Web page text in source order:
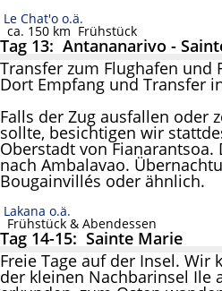
Le Chat'o o.ä.
ca. 150 km Frühstück
Tag 13: Antananarivo -
Transfer zum Flughafen und
Dort Empfang und Transfer
Falls der Zug ausfallen oder
sollte, besichtigen wir
Oberstadt von
nach Ambalavao.
Bougainvillés oder ähnlich.
Lakana o.ä.
Frühstück & Abendessen
Tag 14-15: Sainte Marie
Freie Tage auf der Insel. Wir
der kleinen Nachbarinsel Ile